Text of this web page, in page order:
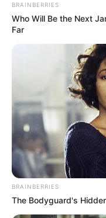
BRAINBERRIES
Who Will Be the Next
Far
BRAINBERRIES
The Bodyguard's